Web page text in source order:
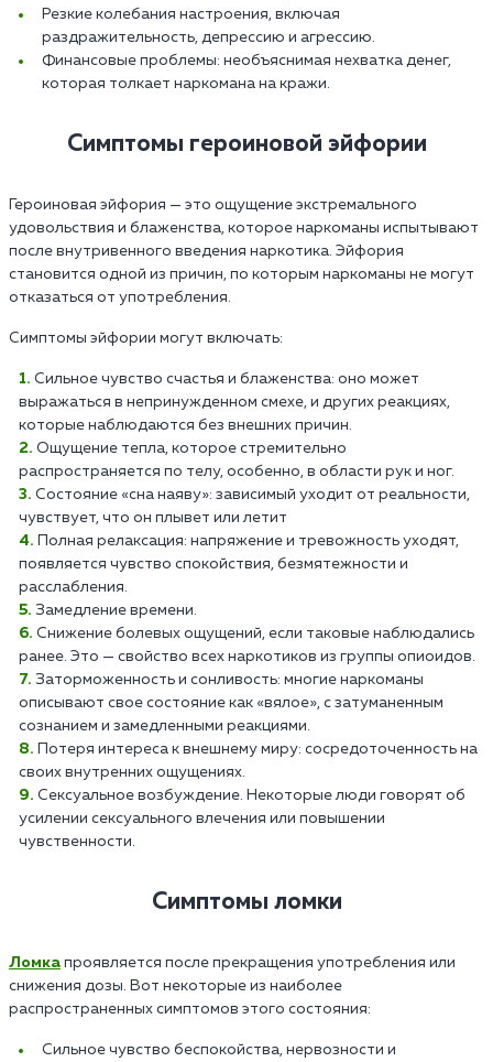
Резкие колебания настроения, включая
раздражительность, депрессию и агрессию.
Финансовые проблемы: необъяснимая нехватка денег,
которая толкает наркомана на кражи.
Симптомы героиновой эйфории
Героиновая эйфория — это ощущение экстремального
удовольствия и блаженства, которое наркоманы испытывают
после внутривенного введения наркотика. Эйфория
становится одной из причин, по которым наркоманы не могут
отказаться от употребления.
Симптомы эйфории могут включать:
Сильное чувство счастья и блаженства: оно может
выражаться в непринужденном смехе, и других реакциях,
которые наблюдаются без внешних причин.
Ощущение тепла, которое стремительно
распространяется по телу, особенно, в области рук и ног.
Состояние «сна наяву»: зависимый уходит от реальности,
чувствует, что он плывет или летит
Полная релаксация: напряжение и тревожность уходят,
появляется чувство спокойствия, безмятежности и
расслабления.
Замедление времени.
Снижение болевых ощущений, если таковые наблюдались
ранее. Это — свойство всех наркотиков из группы опиоидов.
Заторможенность и сонливость: многие наркоманы
описывают свое состояние как «вялое», с затуманенным
сознанием и замедленными реакциями.
Потеря интереса к внешнему миру: сосредоточенность на
своих внутренних ощущениях.
Сексуальное возбуждение. Некоторые люди говорят об
усилении сексуального влечения или повышении
чувственности.
Симптомы ломки
Ломка проявляется после прекращения употребления или
снижения дозы. Вот некоторые из наиболее
распространенных симптомов этого состояния:
Сильное чувство беспокойства, нервозности и